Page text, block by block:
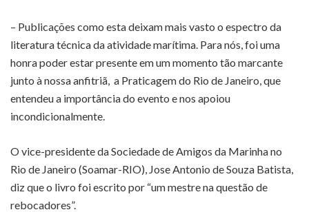
– Publicações como esta deixam mais vasto o espectro da
literatura técnica da atividade marítima. Para nós, foi uma
honra poder estar presente em um momento tão marcante
junto à nossa anfitriã, a Praticagem do Rio de Janeiro, que
entendeu a importância do evento e nos apoiou
incondicionalmente.
O vice-presidente da Sociedade de Amigos da Marinha no
Rio de Janeiro (Soamar-RIO), Jose Antonio de Souza Batista,
diz que o livro foi escrito por “um mestre na questão de
rebocadores”.